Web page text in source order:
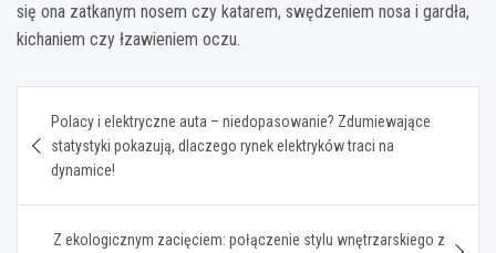
się ona zatkanym nosem czy katarem, swędzeniem nosa i gardła,
kichaniem czy łzawieniem oczu.
wpisu
Polacy i elektryczne auta – niedopasowanie? Zdumiewające
statystyki pokazują, dlaczego rynek elektryków traci na
dynamice!
Z ekologicznym zacięciem: połączenie stylu wnętrzarskiego z